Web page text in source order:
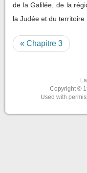
de la Galilée, de la
la Judée et du territoire
« Chapitre 3
Copyright ©
Used with